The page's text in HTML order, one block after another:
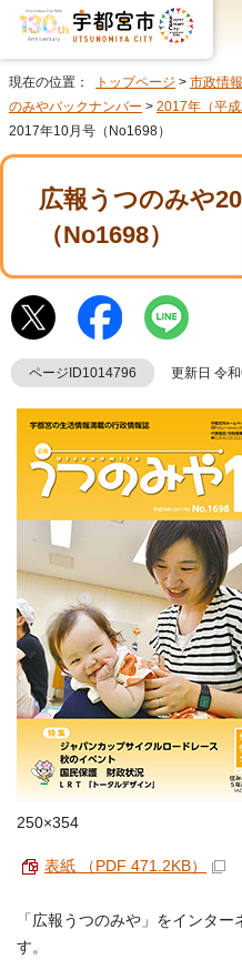
現在の位置： トップページ > 市政情報
のみやバックナンバー > 2017年（平
2017年10月号（No1698）
広報うつのみや
（No1698）
ページID1014796 更新日 令和
250×354
表紙 （PDF 471.2KB）
「広報うつのみや」をインタ
す。